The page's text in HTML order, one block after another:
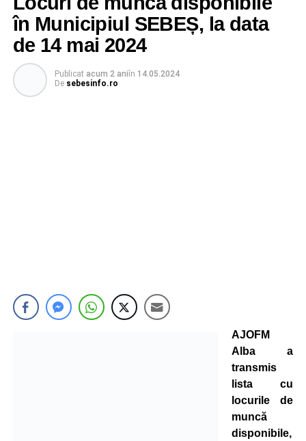
în Municipiul SEBEȘ, la data
de 14 mai 2024
Publicat acum 2 aniîn 14.05.2024
De sebesinfo.ro
AJOFM
Alba a
transmis
lista cu
locurile de
muncă
disponibile,